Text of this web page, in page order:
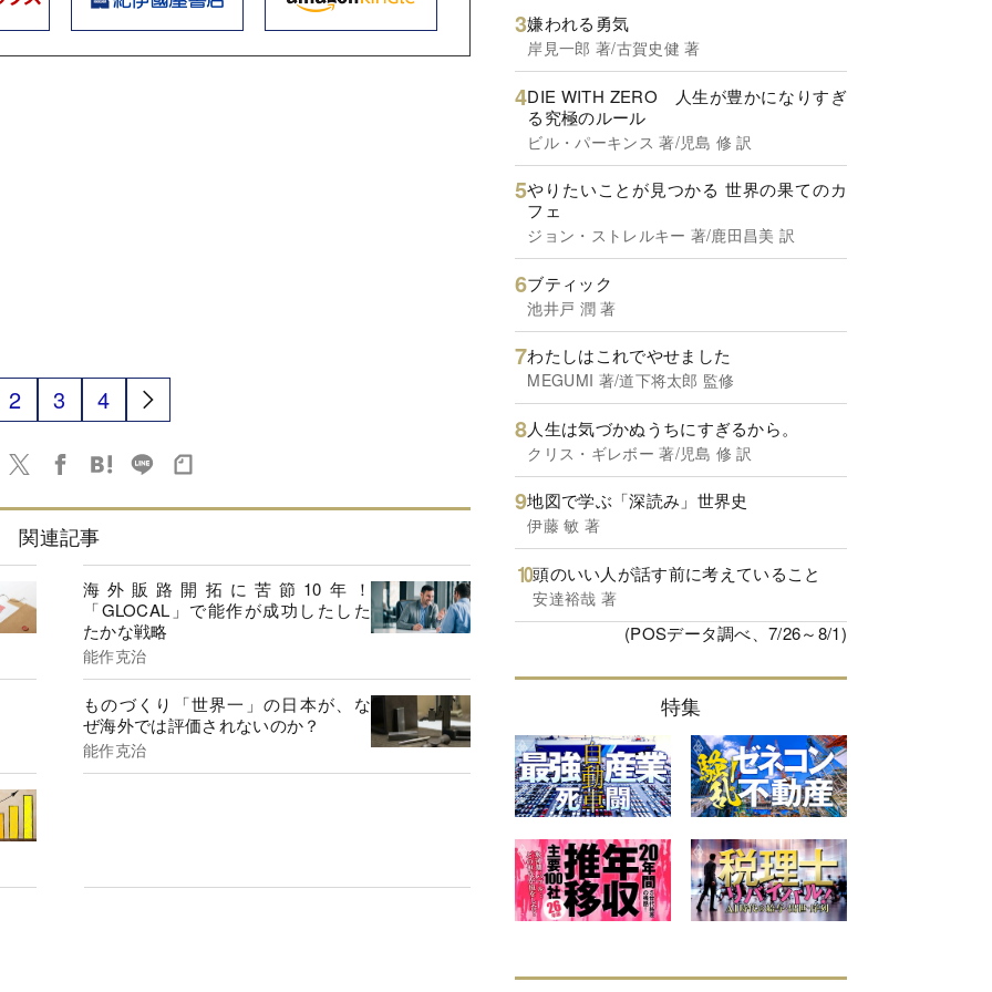
2 3 4
関連記事
海外販路開拓に苦節10年！
「GLOCAL」で能作が成功したした
たかな戦略
能作克治
ものづくり「世界一」の日本が、な
ぜ海外では評価されないのか？
能作克治
嫌われる勇気
岸見一郎 著/古賀史健 著
DIE WITH ZERO 人生が豊かになりすぎ
る究極のルール
ビル・パーキンス 著/児島 修 訳
やりたいことが見つかる 世界の果てのカ
フェ
ジョン・ストレルキー 著/鹿田昌美 訳
ブティック
池井戸 潤 著
わたしはこれでやせました
MEGUMI 著/道下将太郎 監修
人生は気づかぬうちにすぎるから。
クリス・ギレボー 著/児島 修 訳
地図で学ぶ「深読み」世界史
伊藤 敏 著
頭のいい人が話す前に考えていること
安達裕哉 著
(POSデータ調べ、7/26～8/1)
特集